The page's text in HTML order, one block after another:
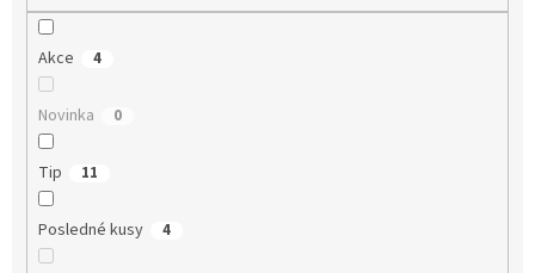
Akce 4
Novinka 0
Tip 11
Posledné kusy 4